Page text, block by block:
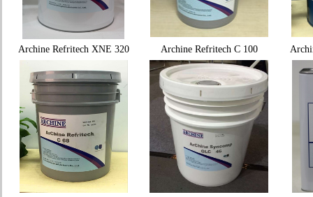
Archine Refritech XNE 320 Archine Refritech C 100